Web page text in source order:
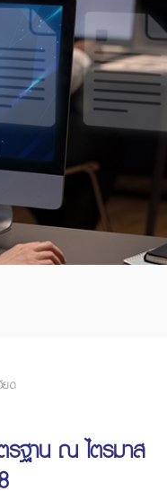
ยด
รฐาน ณ ไตรมาส